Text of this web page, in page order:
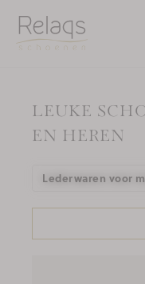
LEUKE
EN HEREN
Lederwaren voor